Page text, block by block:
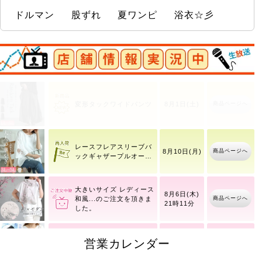
ドルマン 股ずれ 夏ワンピ 浴衣☆彡
店舗情報実況中
レースフレアスリーブバ
ックギャザープルオーバ
8月10日(月) 商品ページへ
大きいサイズ レディース
和風
8月6日(木)
21時11分
商品ページへ
指穴営業カレンダー